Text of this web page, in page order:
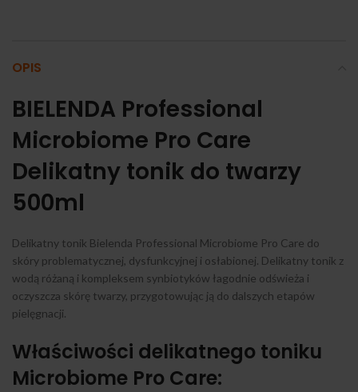
OPIS
BIELENDA Professional
Microbiome Pro Care
Delikatny tonik do twarzy
500ml
Delikatny tonik Bielenda Professional Microbiome Pro Care do
skóry problematycznej, dysfunkcyjnej i osłabionej. Delikatny tonik z
wodą różaną i kompleksem synbiotyków łagodnie odświeża i
oczyszcza skórę twarzy, przygotowując ją do dalszych etapów
pielęgnacji.
Właściwości delikatnego toniku
Microbiome Pro Care: